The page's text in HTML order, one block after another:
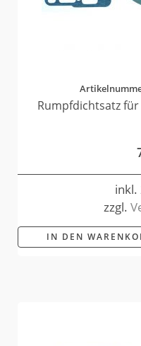
Rumpfdichtsatz
inkl.
zzgl.
IN DEN